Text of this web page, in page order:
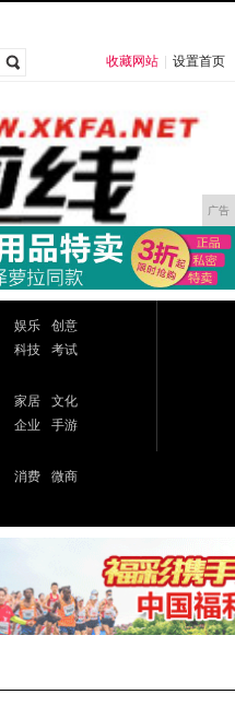
收藏网站 设置首页
广告
娱乐
创意
科技
考试
家居
文化
企业
手游
消费 微商